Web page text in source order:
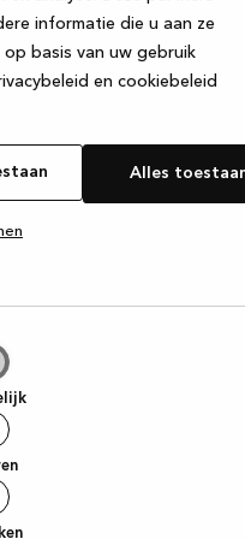
informatie die u aan ze
basis van uw gebruik
en cookiebeleid
Alles
www.kvik.nl (see the